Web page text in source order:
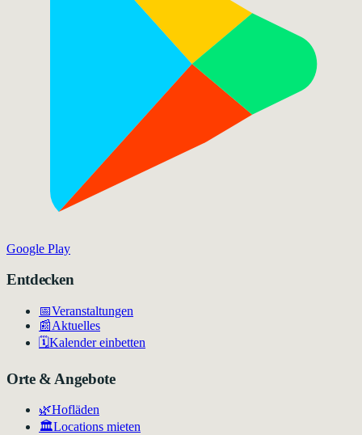
Google Play
Entdecken
📅Veranstaltungen
📰Aktuelles
🗓️Kalender einbetten
Orte & Angebote
🌿Hofläden
🏛️Locations mieten